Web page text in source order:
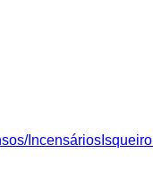
Incensários Isqueiro